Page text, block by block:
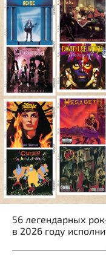
56 легендарных
в 2026 году